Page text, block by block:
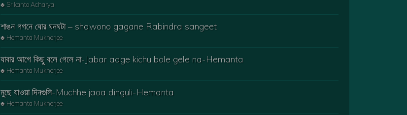
♣ Srikanto Acharya
শাঙন গগনে ঘোর ঘনঘটা – shawono gagane Rabindra sangeet
♣ Hemanta Mukherjee
যাবার আগে কিছু বলে গেলে না-Jabar aage kichu bole gele na-Hemanta
♣ Hemanta Mukherjee
মুছে যাওয়া দিনগুলি-Muchhe jaoa dinguli-Hemanta
♣ Hemanta Mukherjee